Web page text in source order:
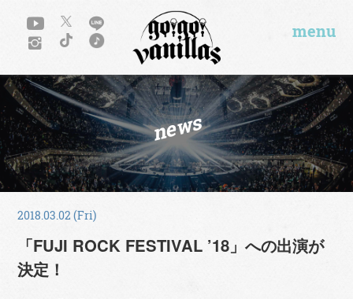
menu
news
2018.03.02 (Fri)
「FUJI ROCK FESTIVAL ’18」への出演が
決定！